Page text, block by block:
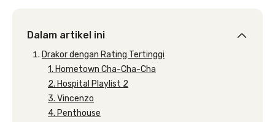
Dalam artikel ini
Drakor dengan Rating Tertinggi
1. Hometown Cha-Cha-Cha
2. Hospital Playlist 2
3. Vincenzo
4. Penthouse